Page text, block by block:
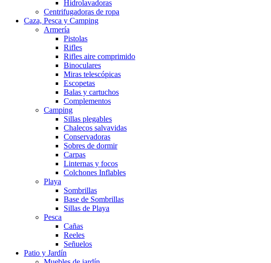
Hidrolavadoras
Centrifugadoras de ropa
Caza, Pesca y Camping
Armería
Pistolas
Rifles
Rifles aire comprimido
Binoculares
Miras telescópicas
Escopetas
Balas y cartuchos
Complementos
Camping
Sillas plegables
Chalecos salvavidas
Conservadoras
Sobres de dormir
Carpas
Linternas y focos
Colchones Inflables
Playa
Sombrillas
Base de Sombrillas
Sillas de Playa
Pesca
Cañas
Reeles
Señuelos
Patio y Jardín